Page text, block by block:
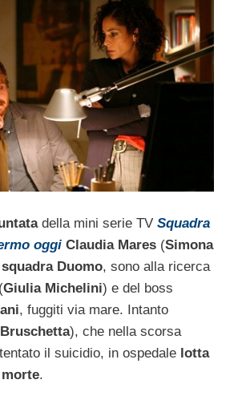
della mini serie TV Squadra
oggi Claudia Mares (Simona
squadra Duomo, sono alla ricerca
(Giulia Michelini) e del boss
, fuggiti via mare. Intanto
), che nella scorsa
il suicidio, in ospedale lotta
.